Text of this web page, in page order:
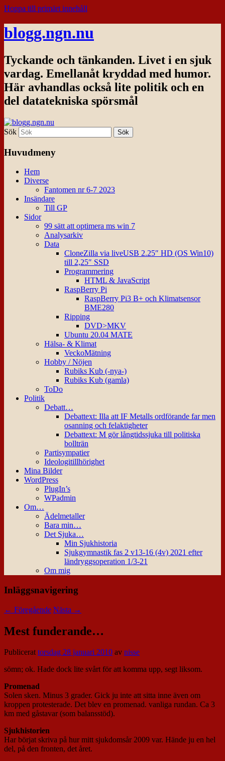
Hoppa till primärt innehåll
blogg.ngn.nu
Tyckande och tänkanden. Livet i en sjuk
vardag. Emellanåt kryddad med humor.
Här avhandlas också lite politik och en
del datatekniska spörsmål
Sök
Huvudmeny
Hem
Diverse
Fantomen nr 6-7 2023
Insändare
Till GP
Sidor
99 sätt att optimera ms win 7
Analysarkiv
Data
CloneZilla via liveUSB 2.25″ HD (OS Win10)
till 2,25″ SSD
Programmering
HTML & JavaScript
RaspBerry Pi
RaspBerry Pi3 B+ och Klimatsensor
BME280
Ripping
DVD>MKV
Ubuntu 20.04 MATE
Hälsa- & Klimat
VeckoMätning
Hobby / Nöjen
Rubiks Kub (-nya-)
Rubiks Kub (gamla)
ToDo
Politik
Debatt…
Debattext: Illa att IF Metalls ordförande far men
osanning och felaktigheter
Debattext: M gör långtidssjuka till politiska
bollträn
Partisympatier
Ideologitillhörighet
Mina Bilder
WordPress
PlugIn’s
WPadmin
Om…
Ädelmetaller
Bara min…
Det Sjuka…
Min Sjukhistoria
Sjukgymnastik fas 2 v13-16 (4v) 2021 efter
ländryggsoperation 1/3-21
Om mig
Inläggsnavigering
← Föregående Nästa →
Mest funderande…
Publicerattorsdag 28 januari 2010 av nisse
sömn; ok. Hade dock lite svårt för att komma upp, segt liksom.
Promenad
Solen sken. Minus 3 grader. Gick ju inte att sitta inne även om
kroppen protesterade. Det blev en promenad. vanliga rundan. Ca 3
km med gåstavar (som balansstöd).
Sjukhistorien
Har börjat skriva på hur mitt sjukdomsår 2009 var. Hände ju en hel
del, på den fronten, det året.